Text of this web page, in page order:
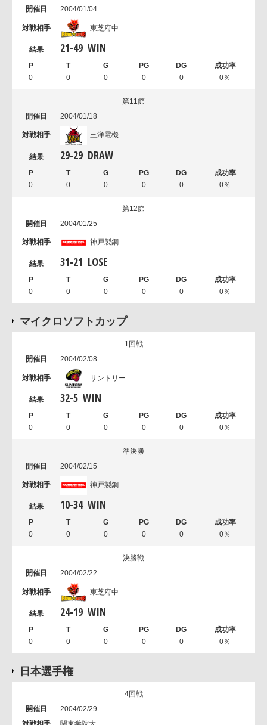
2004/01/04
東芝府中
21-49 WIN
0 0 0 0 0 0％
第11節
2004/01/18
三洋電機
29-29 DRAW
0 0 0 0 0 0％
第12節
2004/01/25
神戸製鋼
31-21 LOSE
0 0 0 0 0 0％
マイクロソフトカップ
1回戦
2004/02/08
サントリー
32-5 WIN
0 0 0 0 0 0％
準決勝
2004/02/15
神戸製鋼
10-34 WIN
0 0 0 0 0 0％
決勝戦
2004/02/22
東芝府中
24-19 WIN
0 0 0 0 0 0％
日本選手権
4回戦
2004/02/29